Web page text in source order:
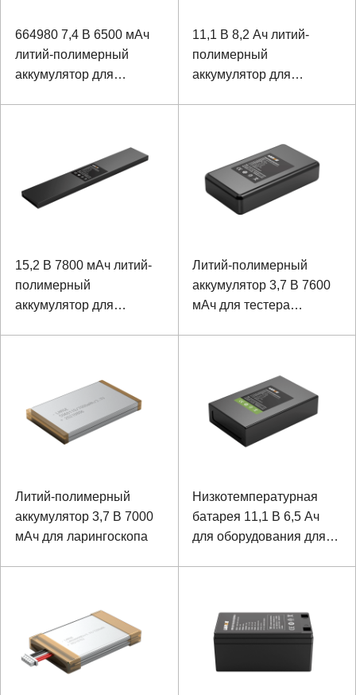
664980 7,4 В 6500 мАч
литий-полимерный
аккумулятор для
11,1 В 8,2 Ач литий-
полимерный
аккумулятор для
15,2 В 7800 мАч литий-
полимерный
аккумулятор для
Литий-полимерный
аккумулятор 3,7 В 7600
мАч для тестера
Литий-полимерный
аккумулятор 3,7 В 7000
мАч для ларингоскопа
Низкотемпературная
батарея 11,1 В 6,5 Ач
для оборудования для